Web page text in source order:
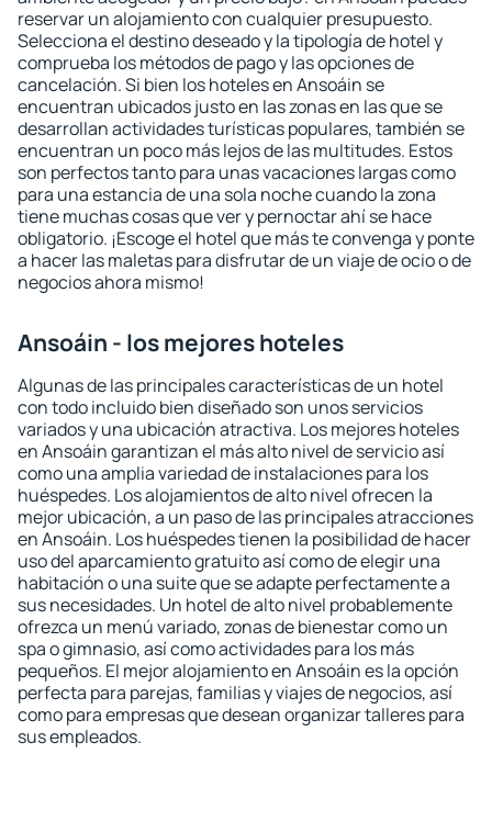
reservar un alojamiento con cualquier presupuesto.
Selecciona el destino deseado y la tipología de hotel y
comprueba los métodos de pago y las opciones de
cancelación. Si bien los hoteles en Ansoáin se
encuentran ubicados justo en las zonas en las que se
desarrollan actividades turísticas populares, también se
encuentran un poco más lejos de las multitudes. Estos
son perfectos tanto para unas vacaciones largas como
para una estancia de una sola noche cuando la zona
tiene muchas cosas que ver y pernoctar ahí se hace
obligatorio. ¡Escoge el hotel que más te convenga y ponte
a hacer las maletas para disfrutar de un viaje de ocio o de
negocios ahora mismo!
Ansoáin - los mejores hoteles
Algunas de las principales características de un hotel
con todo incluido bien diseñado son unos servicios
variados y una ubicación atractiva. Los mejores hoteles
en Ansoáin garantizan el más alto nivel de servicio así
como una amplia variedad de instalaciones para los
huéspedes. Los alojamientos de alto nivel ofrecen la
mejor ubicación, a un paso de las principales atracciones
en Ansoáin. Los huéspedes tienen la posibilidad de hacer
uso del aparcamiento gratuito así como de elegir una
habitación o una suite que se adapte perfectamente a
sus necesidades. Un hotel de alto nivel probablemente
ofrezca un menú variado, zonas de bienestar como un
spa o gimnasio, así como actividades para los más
pequeños. El mejor alojamiento en Ansoáin es la opción
perfecta para parejas, familias y viajes de negocios, así
como para empresas que desean organizar talleres para
sus empleados.